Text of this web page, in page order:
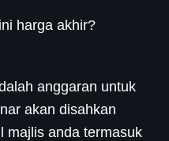
harga akhir?
anggaran untuk
akan disahkan
majlis anda termasuk